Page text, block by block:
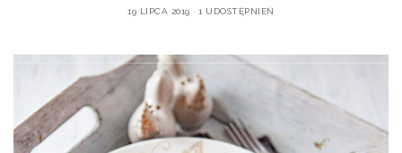
19 LIPCA 2019
1 UDOSTĘPNIEŃ